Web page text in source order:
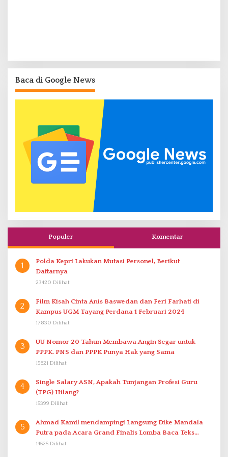
Baca di Google News
Populer Komentar
1
Polda Kepri Lakukan Mutasi Personel, Berikut
Daftarnya
23420 Dilihat
2
Film Kisah Cinta Anis Baswedan dan Feri Farhati di
Kampus UGM Tayang Perdana 1 Februari 2024
17830 Dilihat
3
UU Nomor 20 Tahun Membawa Angin Segar untuk
PPPK. PNS dan PPPK Punya Hak yang Sama
15621 Dilihat
4
Single Salary ASN, Apakah Tunjangan Profesi Guru
(TPG) Hilang?
15399 Dilihat
5
Ahmad Kamil mendampingi Langsung Dike Mandala
Putra pada Acara Grand Finalis Lomba Baca Teks
Proklamasi Mirip Bung Karno di Bali
14525 Dilihat